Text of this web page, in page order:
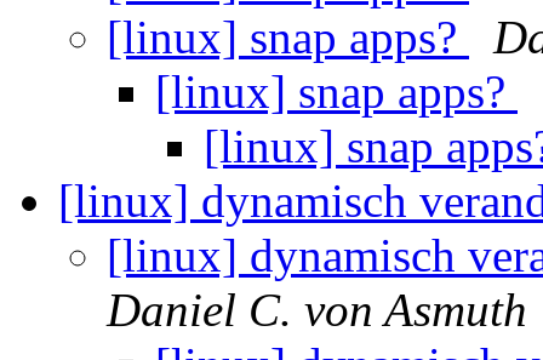
[linux] snap apps?
[linux] snap apps?
[linux] snap
[linux] dynamisch
[linux] dynamisch
Daniel C. von Asmuth